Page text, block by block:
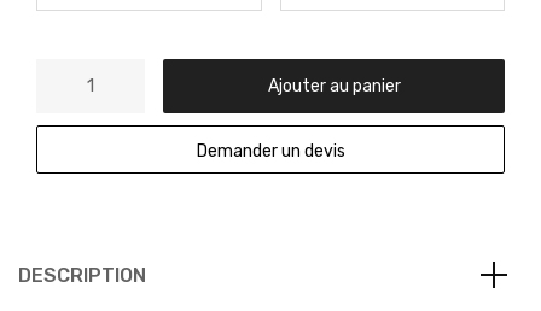
Ajouter au panier
Demander un devis
DESCRIPTION